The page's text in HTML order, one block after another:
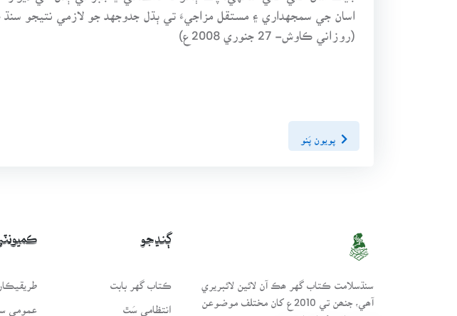
اسان جي سمجهداري ۽ مستقل مزاجيءَ تي ٻڌل جدوجهد جو لازمي نتيجو
(روزاني ڪاوش- 27 جنوري 2008ع)
پويون پَنو
سنڌسلامت ڪتاب گهر ھڪ آن لائين لائبريري
آھي، جنھن تي 2010ع کان مختلف موضوعن
ڳنڍجو
ڪتاب گهر بابت
انتظامي سَٿ
طريقيڪار
عمومي